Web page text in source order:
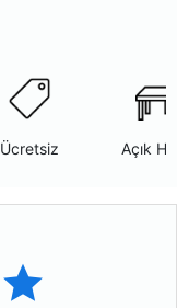
Ücretsiz Açık